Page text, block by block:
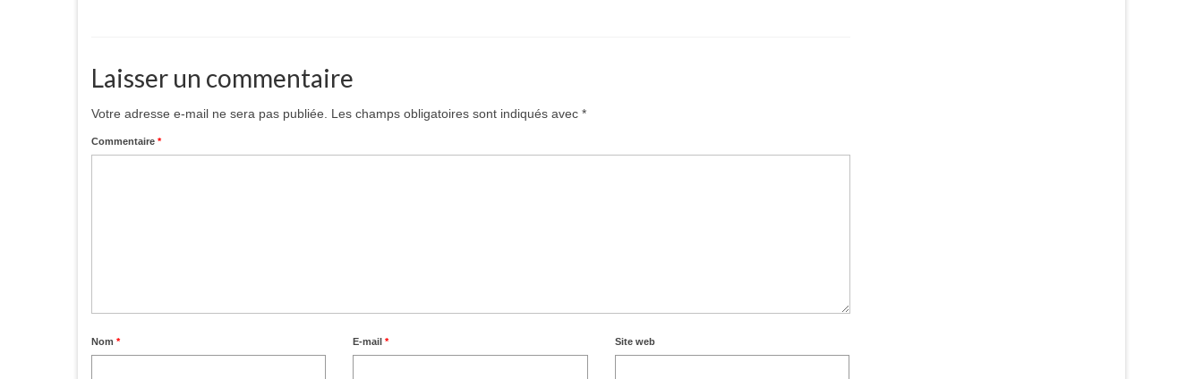
Laisser un commentaire
Votre adresse e-mail ne sera pas publiée. Les champs obligatoires sont indiqués avec *
Commentaire *
Nom * E-mail* Site web